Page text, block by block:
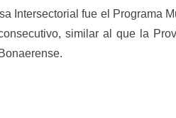
Intersectorial fue el Programa
similar al que la